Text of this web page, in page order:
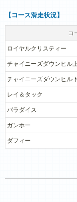
【コース滑走状況】
コ
ロイヤルクリスティー
チャイニーズダウンヒル
チャイニーズダウンヒル
レイ＆タック
パラダイス
ガンホー
ダフィー